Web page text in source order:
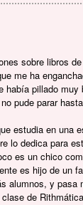
sobre libros
me ha
había pillado
pude parar
estudia en una
lo dedica para
es un chico
es hijo de un
alumnos, y
de